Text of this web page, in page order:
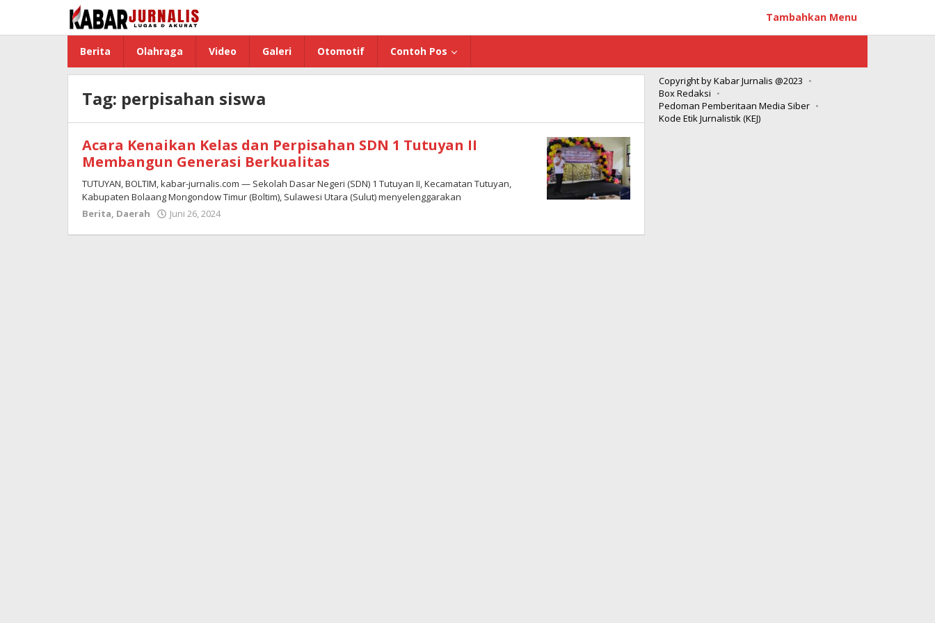
konten
Tambahkan Menu
Berita Olahraga Video Galeri Otomotif Contoh Pos
Tag: perpisahan siswa
Acara Kenaikan Kelas dan Perpisahan SDN 1 Tutuyan II
Membangun Generasi Berkualitas
TUTUYAN, BOLTIM, kabar-jurnalis.com — Sekolah Dasar Negeri (SDN) 1 Tutuyan II, Kecamatan Tutuyan,
Kabupaten Bolaang Mongondow Timur (Boltim), Sulawesi Utara (Sulut) menyelenggarakan
Berita, Daerah Juni 26, 2024
Copyright by Kabar Jurnalis @2023
Box Redaksi
Pedoman Pemberitaan Media Siber
Kode Etik Jurnalistik (KEJ)